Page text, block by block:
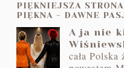
PIĘKNIEJSZA
PIĘKNA - DAWNE
A ja nie
cała